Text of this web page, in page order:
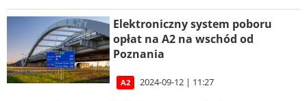
Elektroniczny system poboru
opłat na A2 na wschód od
Poznania
A2 2024-09-12 | 11:27